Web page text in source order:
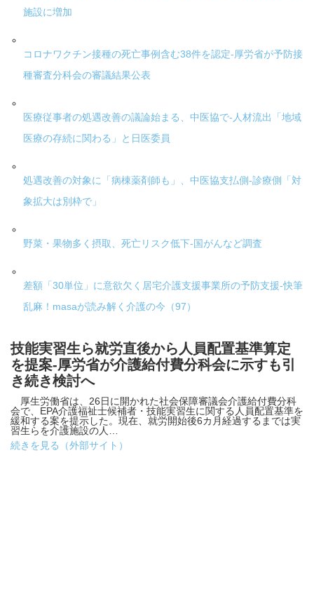
施設に増加
コロナワクチン接種の死亡事例含む38件を認定-厚労省が予防接
種審査分科会の審議結果公表
医療従事者の処遇改善の議論始まる、中医協で-人材流出「地域
医療の存続に関わる」と日医委員
処遇改善の対象に「病棟薬剤師も」、中医協支払側-診療側「対
象拡大は別枠で」
野菜・果物多く摂取、死亡リスク低下-国がんなど調査
差額「30単位」に意欲欠く居宅介護支援事業所の予防支援-快筆
乱麻！masaが読み解く介護の今（97）
技能実習生ら就労直後から人員配置基準算定
を提案-厚労省が介護給付費分科会に示すも引
き続き検討へ
厚生労働省は、26日に開かれた社会保障審議会介護給付費分科
会で、EPA介護福祉士候補者・技能実習生に関する人員配置基準を
緩和する案を提示した。現在、就労開始後6カ月経過するまでは実
習生らを介護施設の人…
続きを見る（外部サイト）